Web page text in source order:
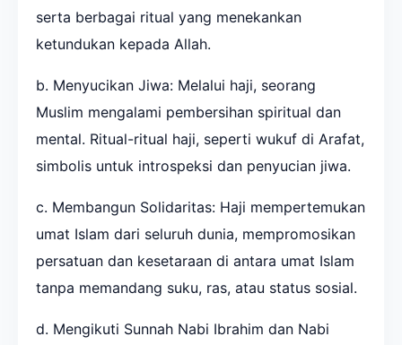
serta berbagai ritual yang menekankan
ketundukan kepada Allah.
b. Menyucikan Jiwa: Melalui haji, seorang
Muslim mengalami pembersihan spiritual dan
mental. Ritual-ritual haji, seperti wukuf di Arafat,
simbolis untuk introspeksi dan penyucian jiwa.
c. Membangun Solidaritas: Haji mempertemukan
umat Islam dari seluruh dunia, mempromosikan
persatuan dan kesetaraan di antara umat Islam
tanpa memandang suku, ras, atau status sosial.
d. Mengikuti Sunnah Nabi Ibrahim dan Nabi